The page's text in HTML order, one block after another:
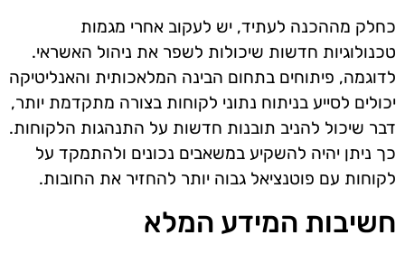
כחלק מההכנה לעתיד, יש לעקוב אחרי מגמות
טכנולוגיות חדשות שיכולות לשפר את ניהול האשראי.
לדוגמה, פיתוחים בתחום הבינה המלאכותית והאנליטיקה
יכולים לסייע בניתוח נתוני לקוחות בצורה מתקדמת יותר,
דבר שיכול להניב תובנות חדשות על התנהגות הלקוחות.
כך ניתן יהיה להשקיע במשאבים נכונים ולהתמקד על
לקוחות עם פוטנציאל גבוה יותר להחזיר את החובות.
חשיבות המידע המלא